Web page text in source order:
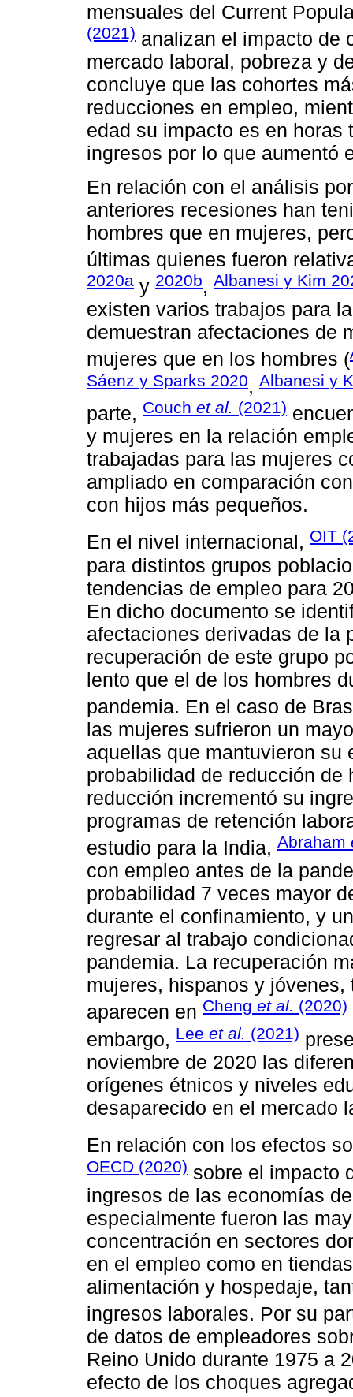
mensuales del Current
(2021) analizan el impacto de
mercado laboral, pobreza y
concluye que las cohortes
reducciones en empleo,
edad su impacto es en
ingresos por lo que aumentó
En relación con el análisis
anteriores recesiones han
hombres que en mujeres,
últimas quienes fueron
2020a y 2020b, Albanesi y Kim
existen varios trabajos para
demuestran afectaciones de
mujeres que en los hombres (
Sáenz y Sparks 2020, Albanesi y
parte, Couch et al. (2021)
y mujeres en la relación
trabajadas para las mujeres
ampliado en comparación
con hijos más pequeños.
En el nivel internacional, OIT
para distintos grupos
tendencias de empleo para
En dicho documento se
afectaciones derivadas de la
recuperación de este grupo
lento que el de los hombres
pandemia. En el caso de
las mujeres sufrieron un
aquellas que mantuvieron su
probabilidad de reducción de
reducción incrementó su
programas de retención
estudio para la India, Abraham
con empleo antes de la
probabilidad 7 veces mayor
durante el confinamiento, y
regresar al trabajo
pandemia. La recuperación
mujeres, hispanos y
aparecen en Cheng et al. (2020)
embargo, Lee et al. (2021)
noviembre de 2020 las
orígenes étnicos y niveles
desaparecido en el mercado
En relación con los efectos
OECD (2020) sobre el impacto
ingresos de las economías
especialmente fueron las
concentración en sectores
en el empleo como en
alimentación y hospedaje,
ingresos laborales. Por su
de datos de empleadores
Reino Unido durante 1975 a
efecto de los choques